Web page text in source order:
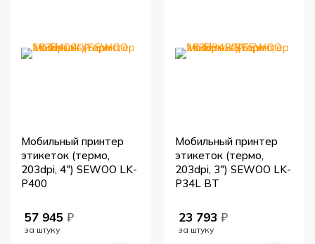
Мобильный принтер
этикеток (термо,
203dpi, 4") SEWOO LK-
P400
57 945 ₽
за штуку
Мобильный принтер
этикеток (термо,
203dpi, 3") SEWOO LK-
P34L BT
23 793 ₽
за штуку